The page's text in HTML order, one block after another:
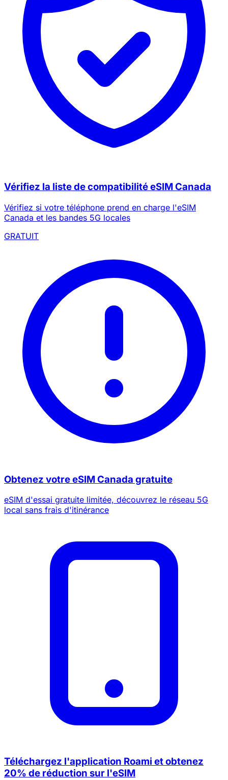
Vérifiez la liste de compatibilité eSIM Canada
Vérifiez si votre téléphone prend en charge l'eSIM
Canada et les bandes 5G locales
GRATUIT
Obtenez votre eSIM Canada gratuite
eSIM d'essai gratuite limitée, découvrez le réseau 5G
local sans frais d'itinérance
Téléchargez l'application Roami et obtenez
20% de réduction sur l'eSIM